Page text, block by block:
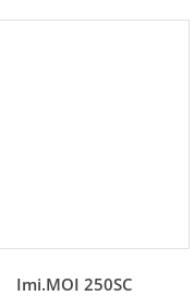
Imi.MOI 250SC